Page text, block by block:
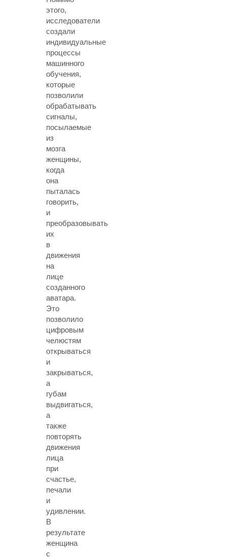
этого,
исследователи
создали
индивидуальные
процессы
машинного
обучения,
которые
позволили
обрабатывать
сигналы,
посылаемые
из
мозга
женщины,
когда
она
пыталась
говорить,
и
преобразовывать
их
в
движения
на
лице
созданного
аватара.
Это
позволило
цифровым
челюстям
открываться
и
закрываться,
а
губам
выдвигаться,
а
также
повторять
движения
лица
при
счастье,
печали
и
удивлении.
В
результате
женщина
с